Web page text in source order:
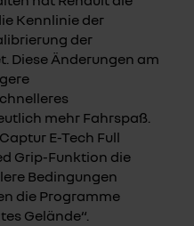
Kennlinie der
der
Diese Änderungen am
mehr Fahrspaß.
E-Tech Full
Grip-Funktion die
Bedingungen
die Programme
Gelände“.